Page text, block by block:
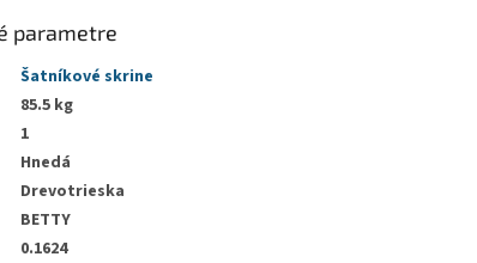
parametre
Šatníkové skrine
85.5 kg
1
Hnedá
Drevotrieska
BETTY
0.1624